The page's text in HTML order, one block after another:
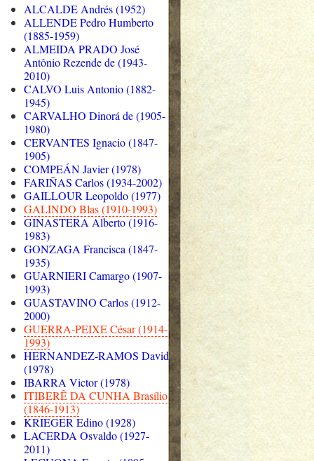
ALCALDE Andrés (1952)
ALLENDE Pedro Humberto
(1885-1959)
ALMEIDA PRADO José
Antônio Rezende de (1943-
2010)
CALVO Luis Antonio (1882-
1945)
CARVALHO Dinorá de (1905-
1980)
CERVANTES Ignacio (1847-
1905)
COMPEÁN Javier (1978)
FARIÑAS Carlos (1934-2002)
GAILLOUR Leopoldo (1977)
GALINDO Blas (1910-1993)
GINASTERA Alberto (1916-
1983)
GONZAGA Francisca (1847-
1935)
GUARNIERI Camargo (1907-
1993)
GUASTAVINO Carlos (1912-
2000)
GUERRA-PEIXE César (1914-
1993)
HERNANDEZ-RAMOS David
(1978)
IBARRA Victor (1978)
ITIBERÊ DA CUNHA Brasílio
(1846-1913)
KRIEGER Edino (1928)
LACERDA Osvaldo (1927-
2011)